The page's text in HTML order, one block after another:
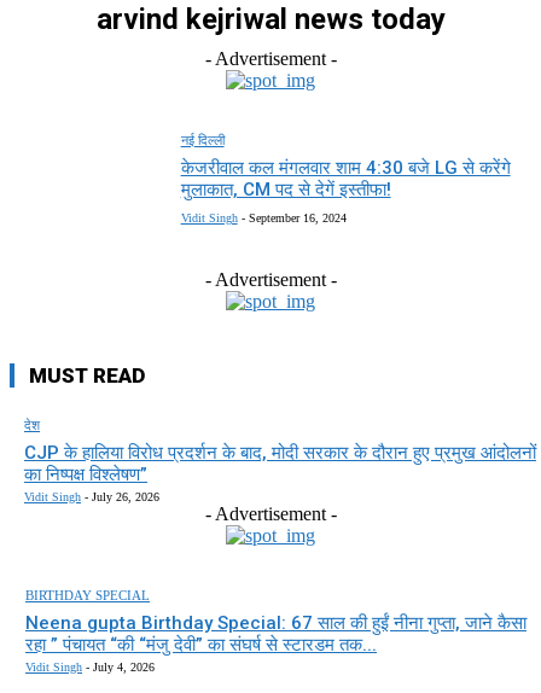
arvind kejriwal news today
- Advertisement -
नई दिल्ली
केजरीवाल कल मंगलवार शाम 4:30 बजे LG से करेंगे
मुलाकात, CM पद से देगें इस्तीफा!
Vidit Singh - September 16, 2024
- Advertisement -
MUST READ
देश
CJP के हालिया विरोध प्रदर्शन के बाद, मोदी सरकार के दौरान हुए प्रमुख आंदोलनों
का निष्पक्ष विश्लेषण”
Vidit Singh - July 26, 2026
- Advertisement -
BIRTHDAY SPECIAL
Neena gupta Birthday Special: 67 साल की हुईं नीना गुप्ता, जाने कैसा
रहा ” पंचायत “की “मंजु देवी” का संघर्ष से स्टारडम तक...
Vidit Singh - July 4, 2026